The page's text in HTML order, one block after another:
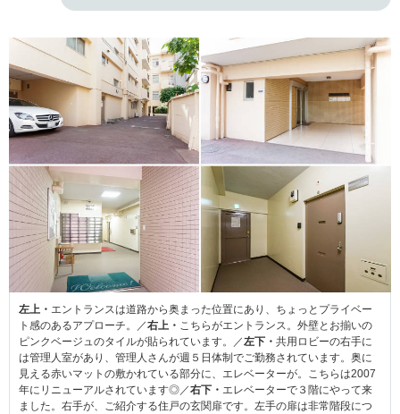
左上・ エントランスは道路から奥まった位置にあり、ちょっとプライベー
ト感のあるアプローチ。／右上・ こちらがエントランス。外壁とお揃いの
ピンクベージュのタイルが貼られています。／左下・ 共用ロビーの右手に
は管理人室があり、管理人さんが週５日体制でご勤務されています。奥に
見える赤いマットの敷かれている部分に、エレベーターが。こちらは2007
年にリニューアルされています◎／右下・ エレベーターで３階にやって来
ました。右手が、ご紹介する住戸の玄関扉です。左手の扉は非常階段につ